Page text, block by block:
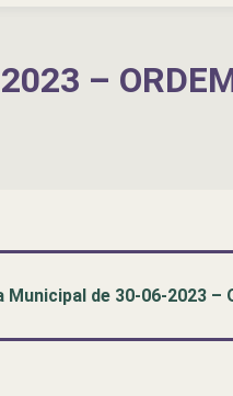
–
Municipal de 30-06-2023 –